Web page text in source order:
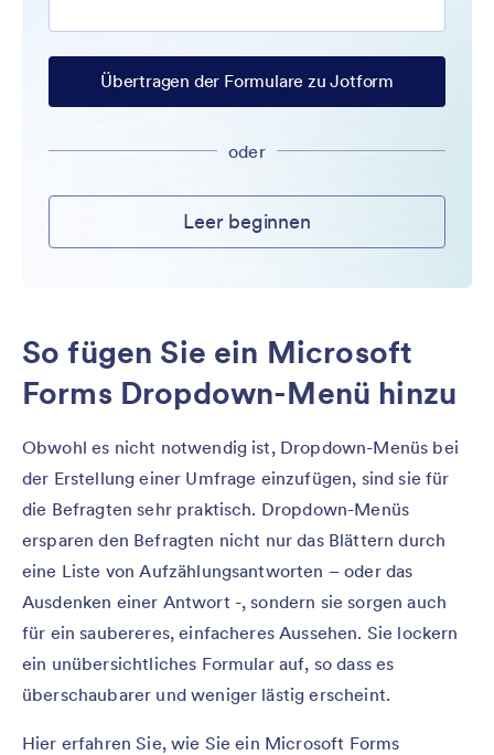
Übertragen der Formulare zu Jotform
oder
Leer beginnen
So fügen Sie ein Microsoft
Forms Dropdown-Menü hinzu
Obwohl es nicht notwendig ist, Dropdown-Menüs bei
der Erstellung einer Umfrage einzufügen, sind sie für
die Befragten sehr praktisch. Dropdown-Menüs
ersparen den Befragten nicht nur das Blättern durch
eine Liste von Aufzählungsantworten – oder das
Ausdenken einer Antwort -, sondern sie sorgen auch
für ein saubereres, einfacheres Aussehen. Sie lockern
ein unübersichtliches Formular auf, so dass es
überschaubarer und weniger lästig erscheint.
Hier erfahren Sie, wie Sie ein Microsoft Forms